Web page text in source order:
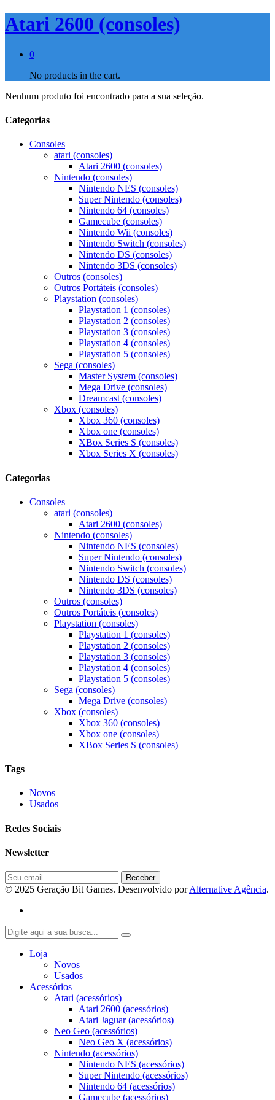
Atari 2600 (consoles)
0
No products in the cart.
Nenhum produto foi encontrado para a sua seleção.
Categorias
Consoles
atari (consoles)
Atari 2600 (consoles)
Nintendo (consoles)
Nintendo NES (consoles)
Super Nintendo (consoles)
Nintendo 64 (consoles)
Gamecube (consoles)
Nintendo Wii (consoles)
Nintendo Switch (consoles)
Nintendo DS (consoles)
Nintendo 3DS (consoles)
Outros (consoles)
Outros Portáteis (consoles)
Playstation (consoles)
Playstation 1 (consoles)
Playstation 2 (consoles)
Playstation 3 (consoles)
Playstation 4 (consoles)
Playstation 5 (consoles)
Sega (consoles)
Master System (consoles)
Mega Drive (consoles)
Dreamcast (consoles)
Xbox (consoles)
Xbox 360 (consoles)
Xbox one (consoles)
XBox Series S (consoles)
Xbox Series X (consoles)
Categorias
Consoles
atari (consoles)
Atari 2600 (consoles)
Nintendo (consoles)
Nintendo NES (consoles)
Super Nintendo (consoles)
Nintendo Switch (consoles)
Nintendo DS (consoles)
Nintendo 3DS (consoles)
Outros (consoles)
Outros Portáteis (consoles)
Playstation (consoles)
Playstation 1 (consoles)
Playstation 2 (consoles)
Playstation 3 (consoles)
Playstation 4 (consoles)
Playstation 5 (consoles)
Sega (consoles)
Mega Drive (consoles)
Xbox (consoles)
Xbox 360 (consoles)
Xbox one (consoles)
XBox Series S (consoles)
Tags
Novos
Usados
Redes Sociais
Newsletter
© 2025 Geração Bit Games. Desenvolvido porAlternative Agência.
Loja
Novos
Usados
Acessórios
Atari (acessórios)
Atari 2600 (acessórios)
Atari Jaguar (acessórios)
Neo Geo (acessórios)
Neo Geo X (acessórios)
Nintendo (acessórios)
Nintendo NES (acessórios)
Super Nintendo (acessórios)
Nintendo 64 (acessórios)
Gamecube (acessórios)